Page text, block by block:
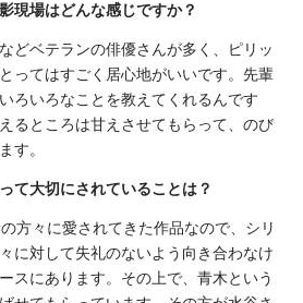
現場はどんな感じですか？
どベテランの俳優さんが多く、ピリッ
ってはすごく居心地がいいです。先輩
ろいろなことを教えてくれるんです
るところは甘えさせてもらって、のび
す。
大切にされていることは？
方々に愛されてきた作品なので、シリ
に対して失礼のないよう向き合わなけ
スにあります。その上で、青木という